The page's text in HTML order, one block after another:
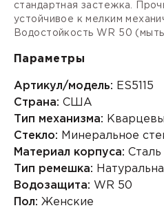
стандартная застежка.
устойчивое к мелким
Водостойкость WR 50
Параметры
Артикул/модель: ES5115
Страна: США
Тип механизма:
Стекло: Минеральное
Материал корпуса:
Тип ремешка:
Водозащита: WR 50
Пол: Женские